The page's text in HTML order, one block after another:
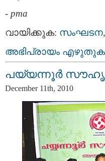
- pma
വായിക്കുക: സംഘടന,
അഭിപ്രായം എഴുതുക
പയ്യന്നൂര്‍
December 11th, 2010